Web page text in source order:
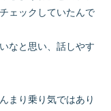
ェックしていたんで
なと思い、話しやす
まり乗り気ではあり